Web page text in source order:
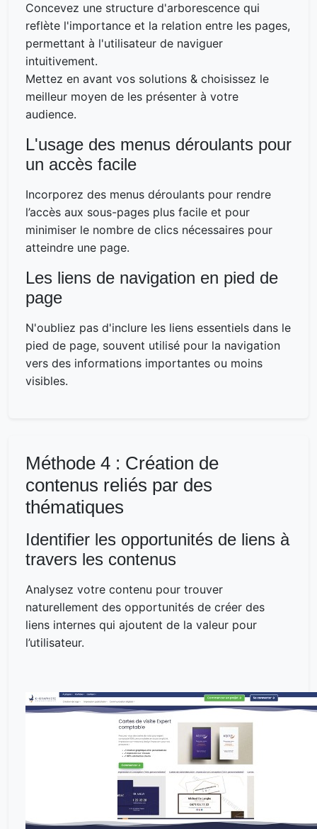
Concevez une structure d'arborescence qui
reflète l'importance et la relation entre les pages,
permettant à l'utilisateur de naviguer
intuitivement.
Mettez en avant vos solutions & choisissez le
meilleur moyen de les présenter à votre
audience.
L'usage des menus déroulants pour
un accès facile
Incorporez des menus déroulants pour rendre
l’accès aux sous-pages plus facile et pour
minimiser le nombre de clics nécessaires pour
atteindre une page.
Les liens de navigation en pied de
page
N'oubliez pas d'inclure les liens essentiels dans le
pied de page, souvent utilisé pour la navigation
vers des informations importantes ou moins
visibles.
Méthode 4 : Création de
contenus reliés par des
thématiques
Identifier les opportunités de liens à
travers les contenus
Analysez votre contenu pour trouver
naturellement des opportunités de créer des
liens internes qui ajoutent de la valeur pour
l’utilisateur.